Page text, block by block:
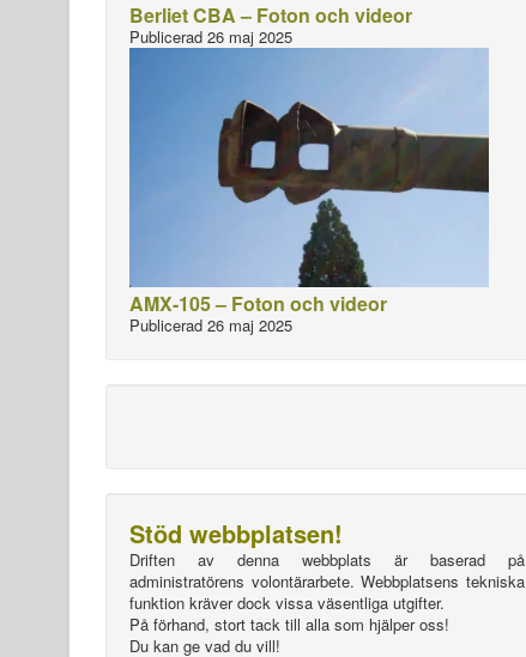
Berliet CBA – Foton och videor
Publicerad 26 maj 2025
AMX-105 – Foton och videor
Publicerad 26 maj 2025
Stöd webbplatsen!
Driften av denna webbplats är baserad på
administratörens volontärarbete. Webbplatsens tekniska
funktion kräver dock vissa väsentliga utgifter.
På förhand, stort tack till alla som hjälper oss!
Du kan ge vad du vill!